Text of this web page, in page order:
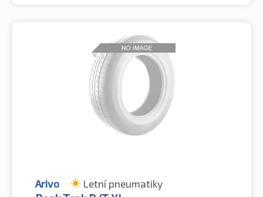
Arivo Letní pneumatiky